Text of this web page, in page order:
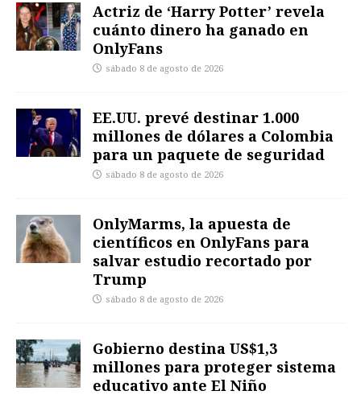
Actriz de ‘Harry Potter’ revela
cuánto dinero ha ganado en
OnlyFans
sábado 8 de agosto de 2026
EE.UU. prevé destinar 1.000
millones de dólares a Colombia
para un paquete de seguridad
sábado 8 de agosto de 2026
OnlyMarms, la apuesta de
científicos en OnlyFans para
salvar estudio recortado por
Trump
sábado 8 de agosto de 2026
Gobierno destina US$1,3
millones para proteger sistema
educativo ante El Niño